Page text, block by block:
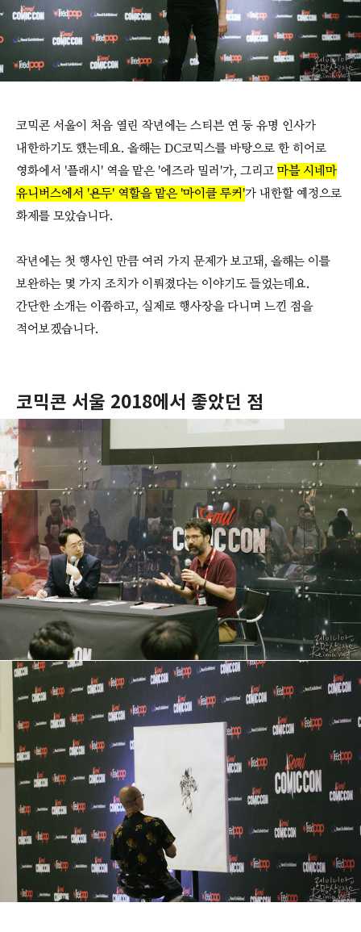
코믹콘 서울이 처음 열린 작년에는 스티븐 연 등 유명 인사가
내한하기도 했는데요. 올해는 DC코믹스를 바탕으로 한 히어로
영화에서 '플래시' 역을 맡은 '에즈라 밀러'가, 그리고 마블 시네마
유니버스에서 '욘두' 역할을 맡은 '마이클 루커'가 내한할 예정으로
화제를 모았습니다.
작년에는 첫 행사인 만큼 여러 가지 문제가 보고돼, 올해는 이를
보완하는 몇 가지 조치가 이뤄졌다는 이야기도 들었는데요.
간단한 소개는 이쯤하고, 실제로 행사장을 다니며 느낀 점을
적어보겠습니다.
코믹콘 서울 2018에서 좋았던 점